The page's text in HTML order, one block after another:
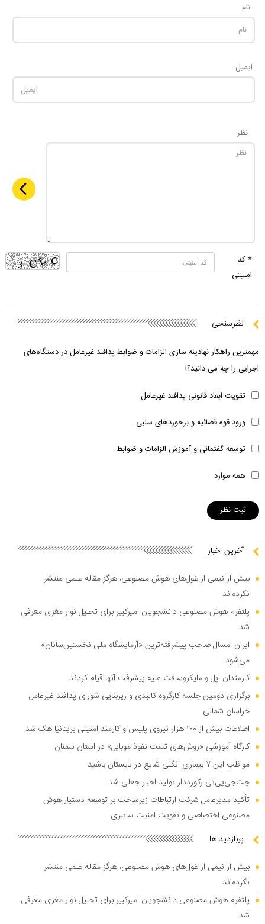
نام
ایمیل
نظر
* کد
امنیتی
نظرسنجی
مهمترین راهکار نهادینه سازی الزامات و ضوابط پدافند غیرعامل در دستگاه‌های
اجرایی را چه می دانید؟!
تقویت ابعاد قانونی پدافند غیرعامل
ورود قوه قضائیه و برخوردهای سلبی
توسعه گفتمانی و آموزش الزامات و ضوابط
همه موارد
آخرین اخبار
بیش از نیمی از غول‌های هوش مصنوعی، هرگز مقاله علمی منتشر
نکرده‌اند
پلتفرم هوش مصنوعی دانشجویان امیرکبیر برای تحلیل نوار مغزی معرفی
شد
ایران امسال صاحب پیشرفته‌ترین «آزمایشگاه ملی نخستین‌سانان»
می‌شود
کارمندان اپل و مایکروسافت علیه پیشرفت آنها قیام کردند
برگزاری دومین جلسه کارگروه کالبدی و زیربنایی شورای پدافند غیرعامل
خراسان شمالی
اطلاعات بیش از ۱۰۰ هزار نیروی پلیس و کارمند امنیتی بریتانیا هک شد
کارگاه آموزشی «روش‌های تست نفوذ موبایل» در استان سمنان
مواظب این ۷ بیماری انگلی شایع در تابستان باشید
چت‌جی‌پی‌تی رکورددار تولید اخبار جعلی شد
تأکید مدیرعامل شرکت ارتباطات زیرساخت بر توسعه دستیار هوش
مصنوعی اختصاصی و تقویت امنیت سایبری
پربازدید ها
بیش از نیمی از غول‌های هوش مصنوعی، هرگز مقاله علمی منتشر
نکرده‌اند
پلتفرم هوش مصنوعی دانشجویان امیرکبیر برای تحلیل نوار مغزی معرفی
شد